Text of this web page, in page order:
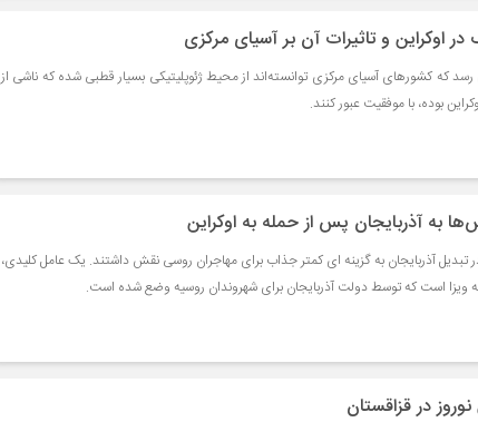
اوکراین و تاثیرات آن بر آسیای مرکزی
رسد که کشورهای آسیای مرکزی توانسته‌اند از محیط ژئوپلیتیکی بسیار قطبی شده که ناشی از
بوده، با موفقیت عبور کنند.
به آذربایجان پس از حمله به اوکراین
تبدیل آذربایجان به گزینه ای کمتر جذاب برای مهاجران روسی نقش داشتند. یک عامل کلیدی،
ویزا است که توسط دولت آذربایجان برای شهروندان روسیه وضع شده است.
در قزاقستان